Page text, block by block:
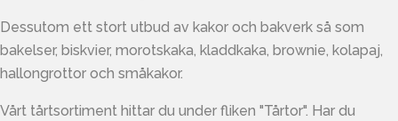
Dessutom ett stort utbud av kakor och bakverk så som
bakelser, biskvier, morotskaka, kladdkaka, brownie, kolapaj,
hallongrottor och småkakor.
Vårt tårtsortiment hittar du under fliken "Tårtor". Har du